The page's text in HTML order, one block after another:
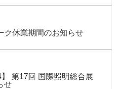
ク休業期間のお知らせ
】 第17回 国際照明総合展
せ